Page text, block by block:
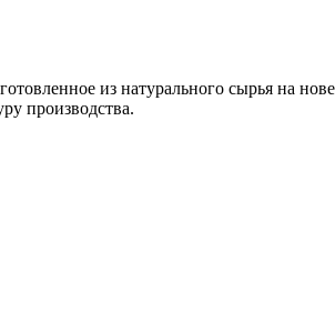
из натурального сырья на
производства.